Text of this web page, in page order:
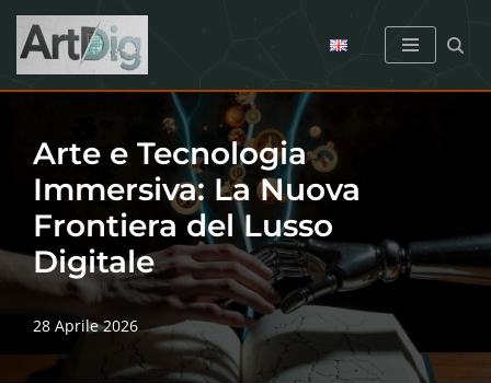
Vai
al
Arte e Tecnologia
Immersiva: La Nuova
Frontiera del Lusso
Digitale
28 Aprile 2026